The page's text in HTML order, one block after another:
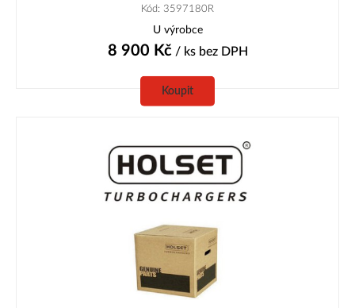
Kód: 3597180R
U výrobce
8 900 Kč/ ks bez DPH
Koupit